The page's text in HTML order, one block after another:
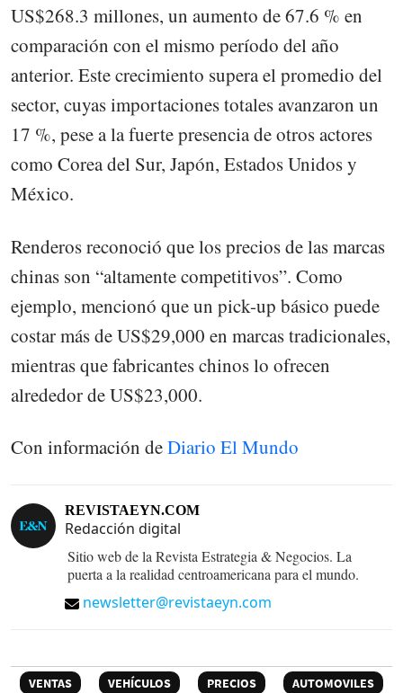
US$268.3 millones, un aumento de 67.6 % en
comparación con el mismo período del año
anterior. Este crecimiento supera el promedio del
sector, cuyas importaciones totales avanzaron un
17 %, pese a la fuerte presencia de otros actores
como Corea del Sur, Japón, Estados Unidos y
México.
Renderos reconoció que los precios de las marcas
chinas son “altamente competitivos”. Como
ejemplo, mencionó que un pick-up básico puede
costar más de US$29,000 en marcas tradicionales,
mientras que fabricantes chinos lo ofrecen
alrededor de US$23,000.
Con información deDiario El Mundo
REVISTAEYN.COM
Redacción digital
Sitio web de la Revista Estrategia & Negocios. La
puerta a la realidad centroamericana para el mundo.
newsletter@revistaeyn.com
VENTAS VEHÍCULOS PRECIOS
AUTOMOVILES